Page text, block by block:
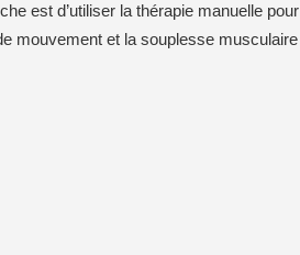
est d’utiliser la thérapie manuelle pour
mouvement et la souplesse musculaire